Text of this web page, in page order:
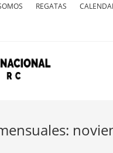
REGATAS